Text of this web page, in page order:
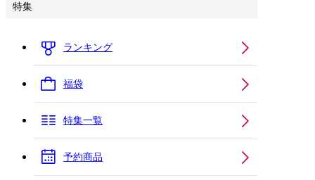
特集
ランキング
福袋
特集一覧
予約商品